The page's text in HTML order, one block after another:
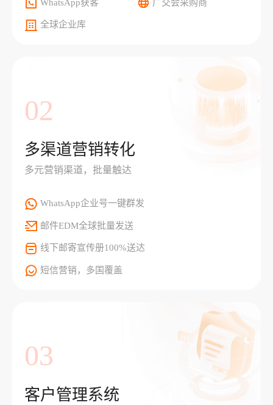
WhatsApp获客 广交会采购商
全球企业库
02
多渠道营销转化
多元营销渠道，批量触达
WhatsApp企业号一键群发
邮件EDM全球批量发送
线下邮寄宣传册100%送达
短信营销，多国覆盖
03
客户管理系统